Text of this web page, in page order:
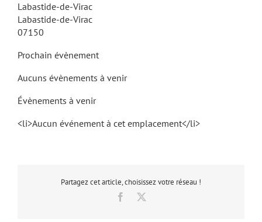
Labastide-de-Virac
Labastide-de-Virac
07150
Prochain évènement
Aucuns évènements à venir
Évènements à venir
<li>Aucun événement à cet emplacement</li>
Partagez cet article, choisissez votre réseau !
Facebook